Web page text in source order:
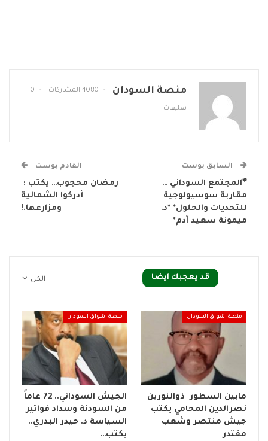
منصة السودان 4080 المشاركات 0
تعليقات
السابق بوست
*َالمجتمع السوداني …
مقاربة سوسيولوجية
للتحديات والحلول* *د.
ميمونة سعيد آدم*
القادم بوست
رمضان محجوب… يكتب : ​
أدركوا الشمالية
ومزارعها.!
الكل قد يعجبك ايضا
منصة اشواق السودان
مابين السطور ذوالنورين
نصرالدين المحامي يكتب
جيش منتصر وشعب
مقتدر
منصة اشواق السودان
الجيش السوداني.. 72 عاماً
من السودنة وسداد فواتير
السياسة د. حيدر البدري..
يكتب…